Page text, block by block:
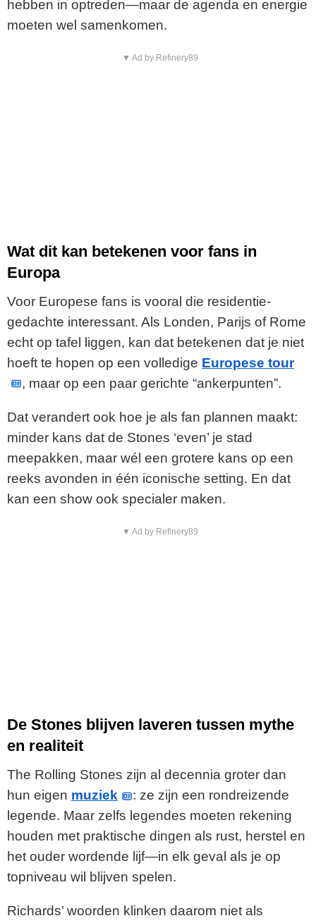
hebben in optreden—maar de agenda en energie
moeten wel samenkomen.
▼ Ad by Refinery89
Wat dit kan betekenen voor fans in
Europa
Voor Europese fans is vooral die residentie-
gedachte interessant. Als Londen, Parijs of Rome
echt op tafel liggen, kan dat betekenen dat je niet
hoeft te hopen op een volledige Europese tour
, maar op een paar gerichte “ankerpunten”.
Dat verandert ook hoe je als fan plannen maakt:
minder kans dat de Stones ‘even’ je stad
meepakken, maar wél een grotere kans op een
reeks avonden in één iconische setting. En dat
kan een show ook specialer maken.
▼ Ad by Refinery89
De Stones blijven laveren tussen mythe
en realiteit
The Rolling Stones zijn al decennia groter dan
hun eigen muziek
: ze zijn een rondreizende
legende. Maar zelfs legendes moeten rekening
houden met praktische dingen als rust, herstel en
het ouder wordende lijf—in elk geval als je op
topniveau wil blijven spelen.
Richards’ woorden klinken daarom niet als